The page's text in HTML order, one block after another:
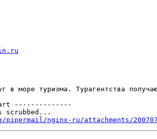
в море туризма. Турагентства
--------------
scrubbed...
nginx-ru/attachments/